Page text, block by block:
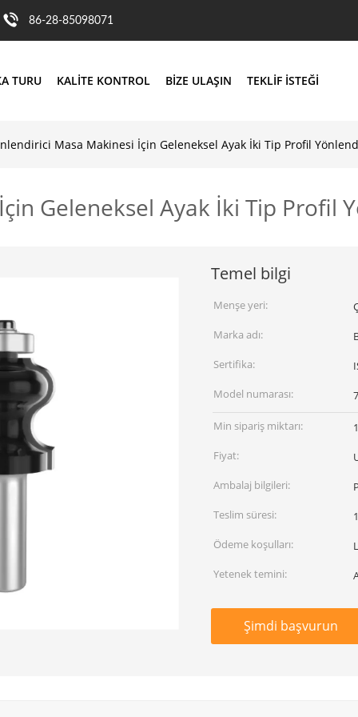
86-28-85098071
TURU KALITE KONTROL BIZE ULAŞIN TEKLIF ISTEĞI
Masa Makinesi İçin Geleneksel Ayak İki Tip Profil
Geleneksel Ayak İki Tip Profil
Temel bilgi
Menşe yeri:
Marka adı:
Sertifika:
Model numarası:
Min sipariş miktarı:
Fiyat:
Ambalaj bilgileri:
Teslim süresi:
Ödeme koşulları:
Yetenek temini:
Şimdi başvurun